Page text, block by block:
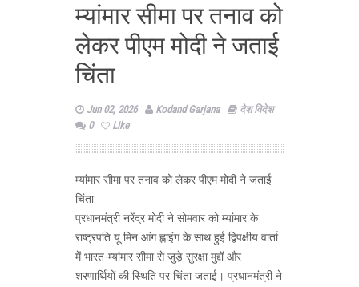
म्यांमार सीमा पर तनाव को
लेकर पीएम मोदी ने जताई
चिंता
Jun 02, 2026 Kodand Garjana
देश विदेश
0
Like
म्यांमार सीमा पर तनाव को लेकर पीएम मोदी ने जताई
चिंता
प्रधानमंत्री नरेंद्र मोदी ने सोमवार को म्यांमार के
राष्ट्रपति यू मिन आंग ह्लाइंग के साथ हुई द्विपक्षीय वार्ता
में भारत-म्यांमार सीमा से जुड़े सुरक्षा मुद्दों और
शरणार्थियों की स्थिति पर चिंता जताई। प्रधानमंत्री ने